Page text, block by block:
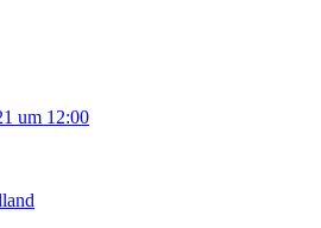
um 12:00